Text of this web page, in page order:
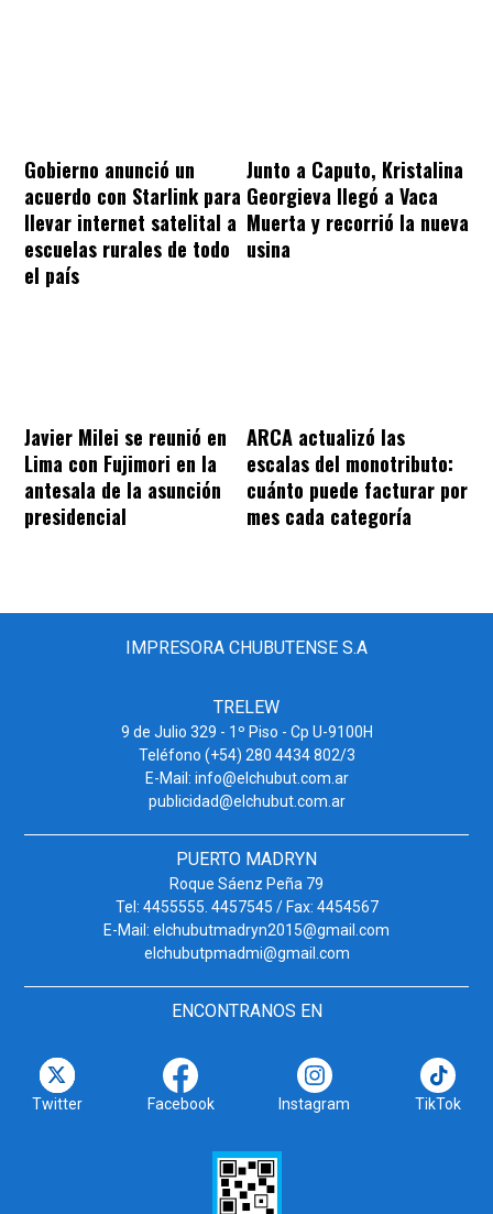
Gobierno anunció un
acuerdo con Starlink para
llevar internet satelital a
escuelas rurales de todo
el país
Junto a Caputo, Kristalina
Georgieva llegó a Vaca
Muerta y recorrió la nueva
usina
Javier Milei se reunió en
Lima con Fujimori en la
antesala de la asunción
presidencial
ARCA actualizó las
escalas del monotributo:
cuánto puede facturar por
mes cada categoría
IMPRESORA CHUBUTENSE S.A
TRELEW
9 de Julio 329 - 1º Piso - Cp U-9100H
Teléfono (+54) 280 4434 802/3
E-Mail: info@elchubut.com.ar
publicidad@elchubut.com.ar
PUERTO MADRYN
Roque Sáenz Peña 79
Tel: 4455555. 4457545 / Fax: 4454567
E-Mail: elchubutmadryn2015@gmail.com
elchubutpmadmi@gmail.com
ENCONTRANOS EN
Twitter Facebook Instagram TikTok